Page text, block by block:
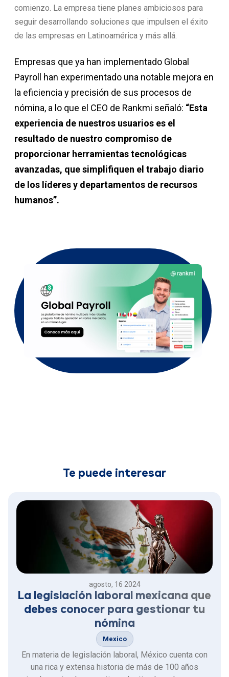
comienzo. La empresa tiene planes ambiciosos para
seguir desarrollando soluciones que impulsen el éxito
de las empresas en Latinoamérica y más allá.
Empresas que ya han implementado Global
Payroll han experimentado una notable mejora en
la eficiencia y precisión de sus procesos de
nómina, a lo que el CEO de Rankmi señaló: “Esta
experiencia de nuestros usuarios es el
resultado de nuestro compromiso de
proporcionar herramientas tecnológicas
avanzadas, que simplifiquen el trabajo diario
de los líderes y departamentos de recursos
humanos”.
Te puede interesar
agosto, 16 2024
La legislación laboral mexicana que
debes conocer para gestionar tu
nómina
Mexico
En materia de legislación laboral, México cuenta con
una rica y extensa historia de más de 100 años